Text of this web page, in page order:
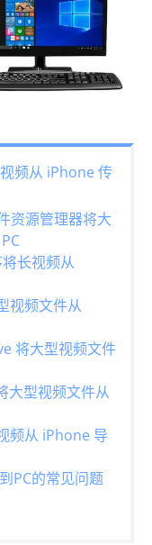
频从 iPhone 传
资源管理器将大
长视频从
视频文件从
将大型视频文件
大型视频文件从
频从 iPhone 导
PC的常见问题